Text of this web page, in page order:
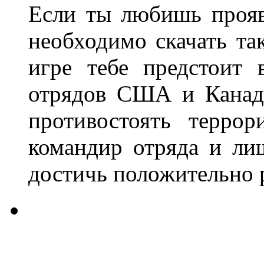
Если ты любишь
необходимо скачать
игре тебе
отрядов США и
противостоять
командир отряда и
достичь положительно